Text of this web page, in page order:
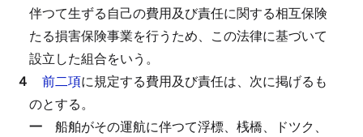
伴つて生ずる自己の費用及び責任に関する相互保険
たる損害保険事業を行うため、この法律に基づいて
設立した組合をいう。
４ 前二項に規定する費用及び責任は、次に掲げるも
のとする。
一 船舶がその運航に伴つて浮標、桟橋、ドツク、